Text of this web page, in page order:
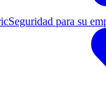
Seguridad para su